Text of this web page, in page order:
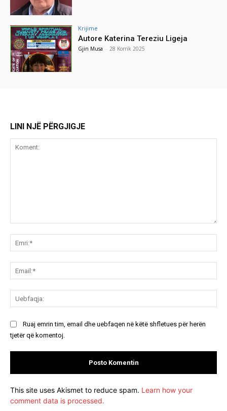
Krijime
Autore Katerina Tereziu Ligeja
Gjin Musa - 28 Korrik 2025
LINI NJË PËRGJIGJE
Ruaj emrin tim, email dhe uebfaqen në këtë shfletues për herën
tjetër që komentoj.
This site uses Akismet to reduce spam. Learn how your
comment data is processed.